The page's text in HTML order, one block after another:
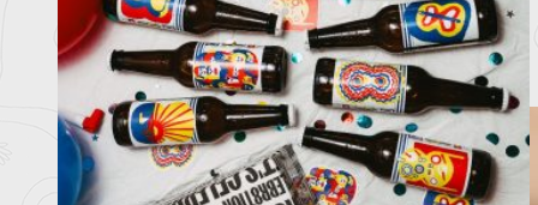
Restaurante com recomendação do Guia Michelin propõe
experiência intimis
Ler mais+